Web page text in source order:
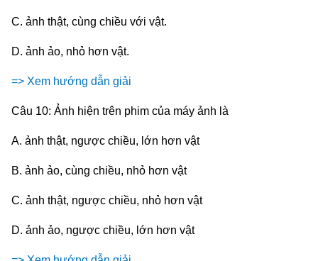
C. ảnh thật, cùng chiều với vật.
D. ảnh ảo, nhỏ hơn vật.
=> Xem hướng dẫn giải
Câu 10: Ảnh hiện trên phim của máy ảnh là
A. ảnh thật, ngược chiều, lớn hơn vật
B. ảnh ảo, cùng chiều, nhỏ hơn vật
C. ảnh thật, ngược chiều, nhỏ hơn vật
D. ảnh ảo, ngược chiều, lớn hơn vật